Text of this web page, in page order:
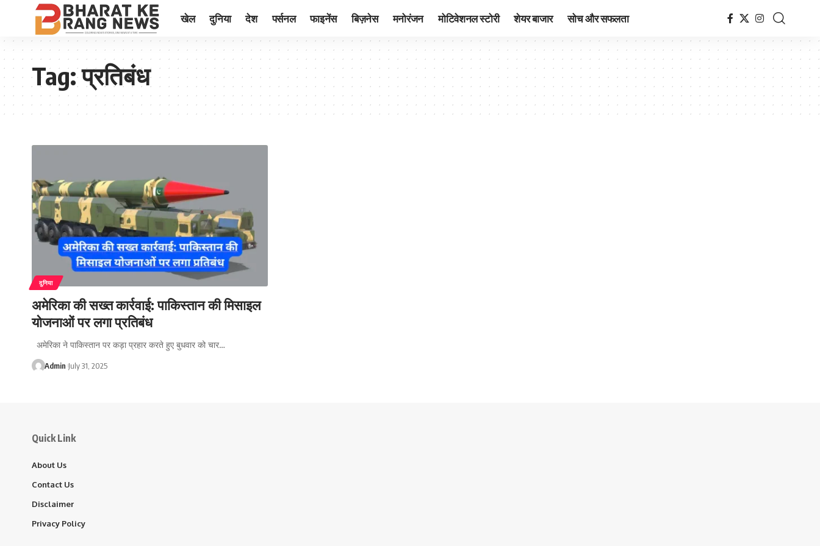
खेल दुनिया देश पर्सनल फाइनेंस बिज़नेस मनोरंजन मोटिवेशनल स्टोरी शेयर बाजार सोच और सफलता
Tag:प्रतिबंध
दुनिया
अमेरिका की सख्त कार्रवाई: पाकिस्तान की मिसाइल
योजनाओं पर लगा प्रतिबंध
अमेरिका ने पाकिस्तान पर कड़ा प्रहार करते हुए बुधवार को चार…
Admin July 31, 2025
Quick Link
About Us
Contact Us
Disclaimer
Privacy Policy